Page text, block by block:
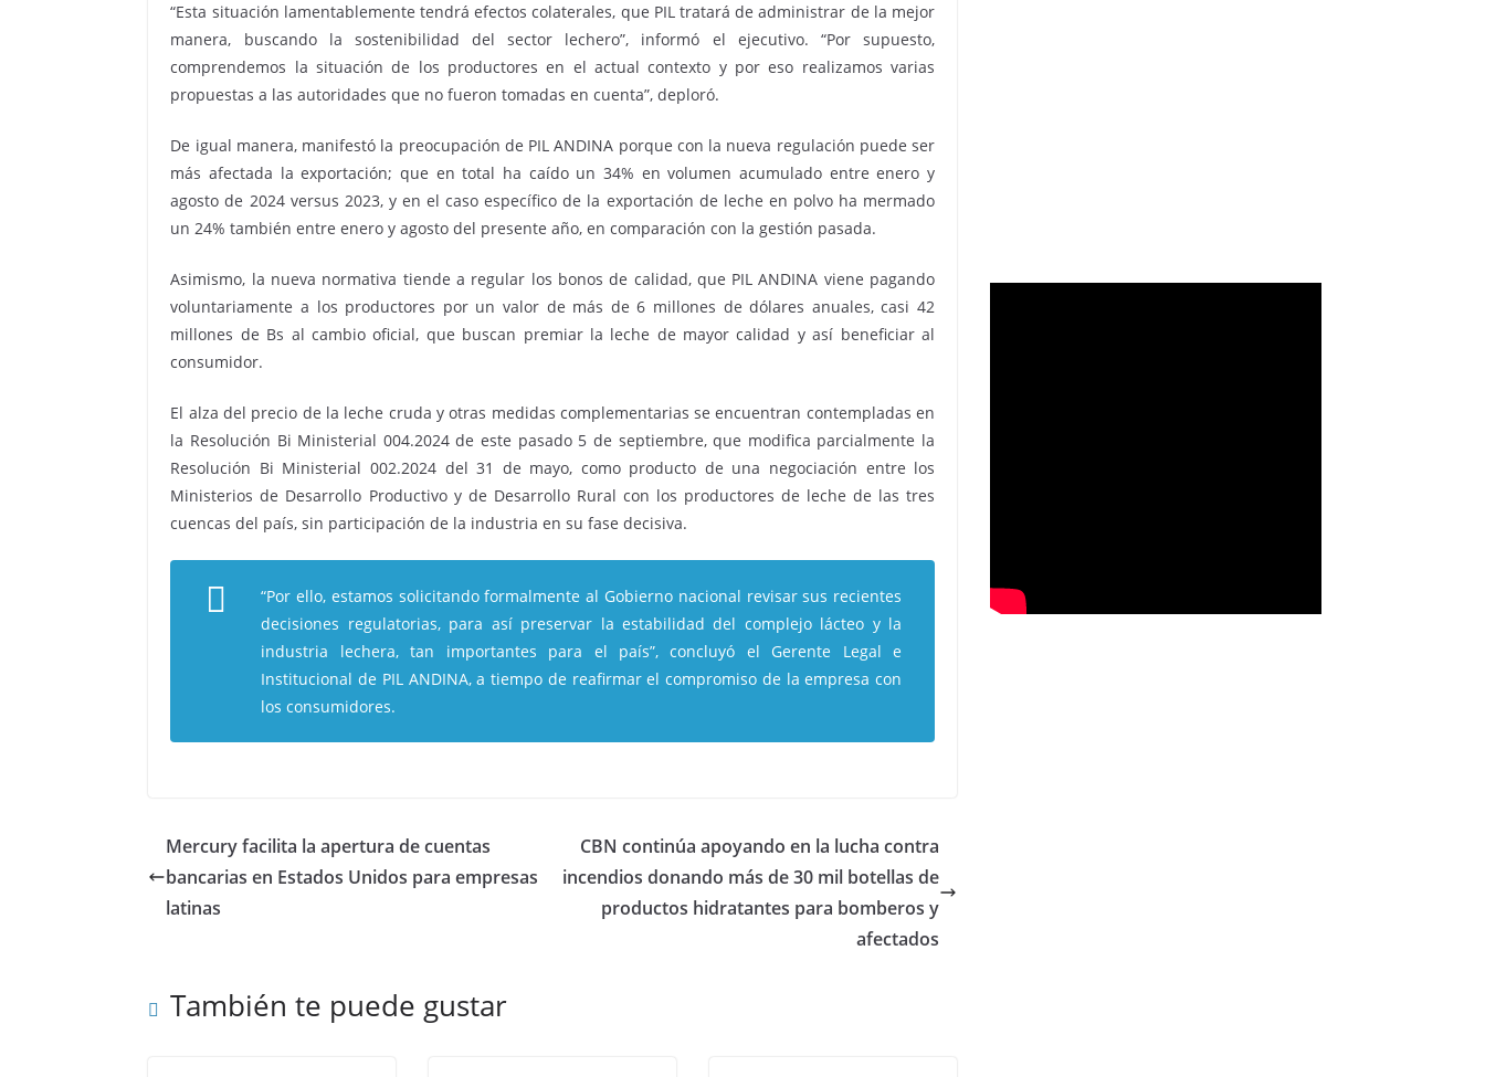
“Esta situación lamentablemente tendrá efectos colaterales, que PIL tratará de administrar de la mejor
manera, buscando la sostenibilidad del sector lechero”, informó el ejecutivo. “Por supuesto,
comprendemos la situación de los productores en el actual contexto y por eso realizamos varias
propuestas a las autoridades que no fueron tomadas en cuenta”, deploró.
De igual manera, manifestó la preocupación de PIL ANDINA porque con la nueva regulación puede ser
más afectada la exportación; que en total ha caído un 34% en volumen acumulado entre enero y
agosto de 2024 versus 2023, y en el caso específico de la exportación de leche en polvo ha mermado
un 24% también entre enero y agosto del presente año, en comparación con la gestión pasada.
Asimismo, la nueva normativa tiende a regular los bonos de calidad, que PIL ANDINA viene pagando
voluntariamente a los productores por un valor de más de 6 millones de dólares anuales, casi 42
millones de Bs al cambio oficial, que buscan premiar la leche de mayor calidad y así beneficiar al
consumidor.
El alza del precio de la leche cruda y otras medidas complementarias se encuentran contempladas en
la Resolución Bi Ministerial 004.2024 de este pasado 5 de septiembre, que modifica parcialmente la
Resolución Bi Ministerial 002.2024 del 31 de mayo, como producto de una negociación entre los
Ministerios de Desarrollo Productivo y de Desarrollo Rural con los productores de leche de las tres
cuencas del país, sin participación de la industria en su fase decisiva.
“Por ello, estamos solicitando formalmente al Gobierno nacional revisar sus recientes
decisiones regulatorias, para así preservar la estabilidad del complejo lácteo y la
industria lechera, tan importantes para el país”, concluyó el Gerente Legal e
Institucional de PIL ANDINA, a tiempo de reafirmar el compromiso de la empresa con
los consumidores.
Mercury facilita la apertura de cuentas
bancarias en Estados Unidos para empresas
latinas
CBN continúa apoyando en la lucha contra
incendios donando más de 30 mil botellas de
productos hidratantes para bomberos y
afectados
También te puede gustar